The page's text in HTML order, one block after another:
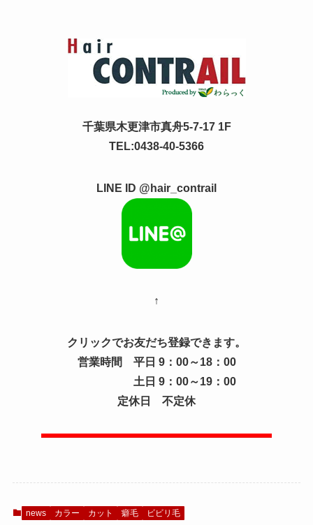
千葉県木更津市真舟5-7-17 1F
TEL:0438-40-5366
LINE ID @hair_contrail
↑
クリックでお友だち登録できます。
営業時間 平日 9：00～18：00
土日 9：00～19：00
定休日 不定休
news カラー カット 癖毛 ビビリ毛